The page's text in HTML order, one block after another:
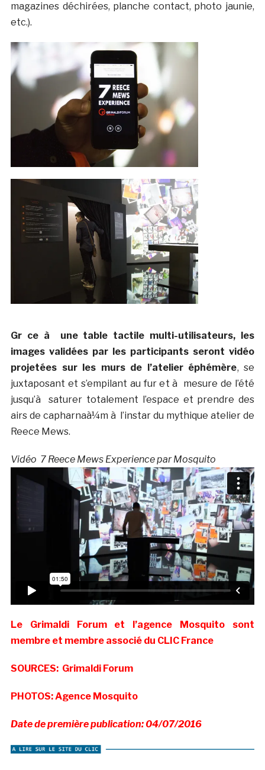
magazines déchirées, planche contact, photo jaunie,
etc.).
Gr ce à une table tactile multi-utilisateurs, les
images validées par les participants seront vidéo
projetées sur les murs de l’atelier éphémère, se
juxtaposant et s’empilant au fur et à mesure de l’été
jusqu’à saturer totalement l’espace et prendre des
airs de capharnaà¼m à l’instar du mythique atelier de
Reece Mews.
Vidéo 7 Reece Mews Experience par Mosquito
Le Grimaldi Forum et l’agence Mosquito sont
membre et membre associé du CLIC France
SOURCES: Grimaldi Forum
PHOTOS: Agence Mosquito
Date de première publication: 04/07/2016